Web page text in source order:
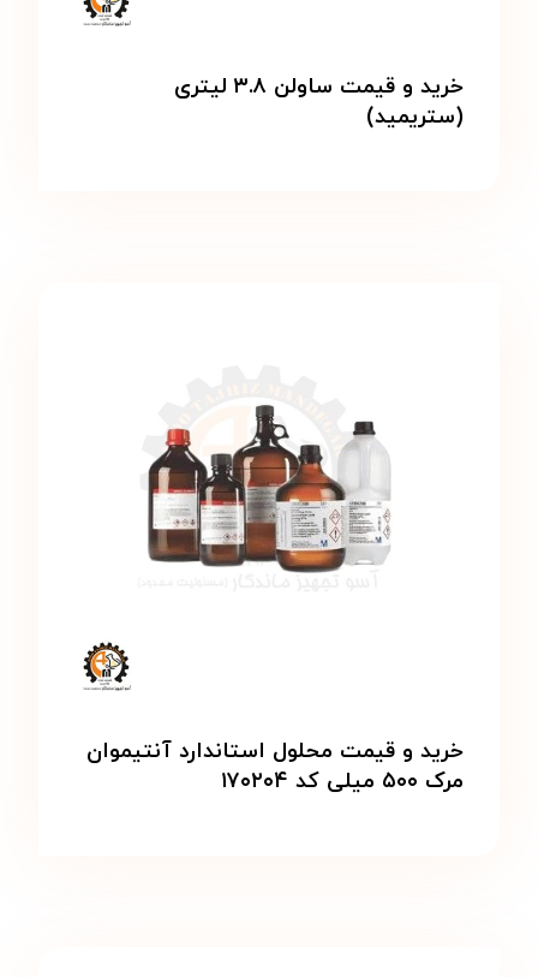
خرید و قیمت ساولن ۳.۸ لیتری
(ستریمید)
خرید و قیمت محلول استاندارد آنتیموان
مرک ۵۰۰ میلی کد ۱۷۰۲۰۴